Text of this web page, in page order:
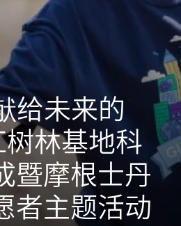
给未来的
林基地科
暨摩根士丹
者主题活动